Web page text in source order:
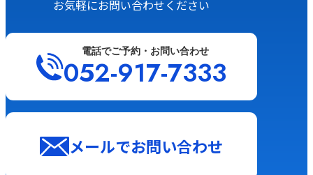
お気軽にお問い合わせください
電話でご予約・お問い合わせ
052-917-7333
メールでお問い合わせ